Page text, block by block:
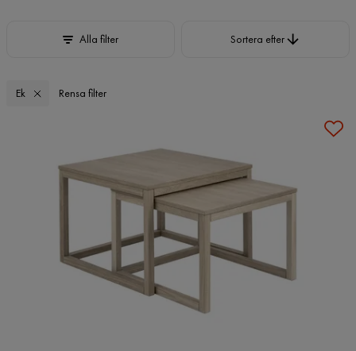
Alla filter Sortera efter
Ek Rensa filter